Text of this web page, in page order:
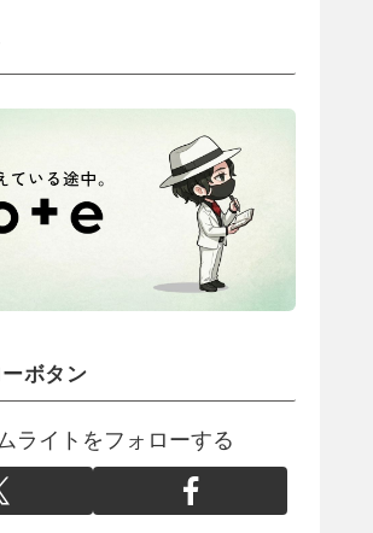
ボタン
ライトをフォローする